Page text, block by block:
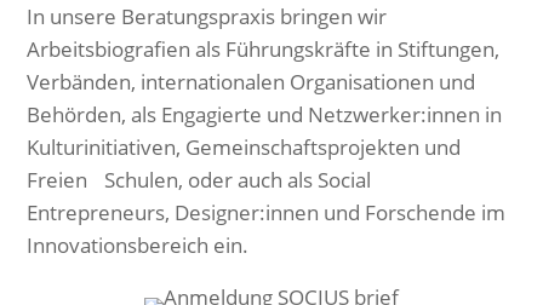
In unsere Beratungspraxis bringen wir
Arbeitsbiografien als Führungskräfte in Stiftungen,
Verbänden, internationalen Organisationen und
Behörden, als Engagierte und Netzwerker:innen in
Kulturinitiativen, Gemeinschaftsprojekten und
Freien Schulen, oder auch als Social
Entrepreneurs, Designer:innen und Forschende im
Innovationsbereich ein.